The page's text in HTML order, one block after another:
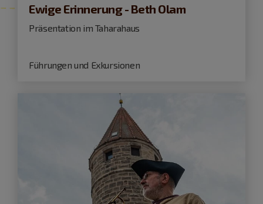
Ewige Erinnerung - Beth Olam
Präsentation im Taharahaus
Führungen und Exkursionen